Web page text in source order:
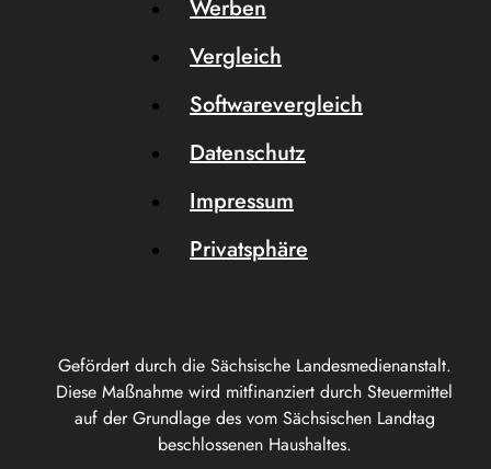
Gefördert durch die Sächsische Landesmedienanstalt.
Diese Maßnahme wird mitfinanziert durch Steuermittel
auf der Grundlage des vom Sächsischen Landtag
beschlossenen Haushaltes.
Werben
Vergleich
Softwarevergleich
Datenschutz
Impressum
Privatsphäre